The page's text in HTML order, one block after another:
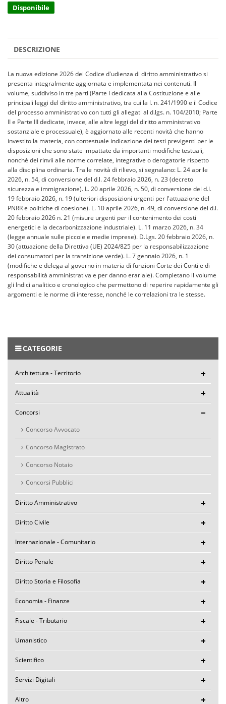
Disponibile
DESCRIZIONE
La nuova edizione 2026 del Codice d'udienza di diritto amministrativo si
presenta integralmente aggiornata e implementata nei contenuti. Il
volume, suddiviso in tre parti (Parte I dedicata alla Costituzione e alle
principali leggi del diritto amministrativo, tra cui la l. n. 241/1990 e il Codice
del processo amministrativo con tutti gli allegati al d.lgs. n. 104/2010; Parte
II e Parte III dedicate, invece, alle altre leggi del diritto amministrativo
sostanziale e processuale), è aggiornato alle recenti novità che hanno
investito la materia, con contestuale indicazione dei testi previgenti per le
disposizioni che sono state impattate da importanti modifiche testuali,
nonché dei rinvii alle norme correlate, integrative o derogatorie rispetto
alla disciplina ordinaria. Tra le novità di rilievo, si segnalano: L. 24 aprile
2026, n. 54, di conversione del d.l. 24 febbraio 2026, n. 23 (decreto
sicurezza e immigrazione). L. 20 aprile 2026, n. 50, di conversione del d.l.
19 febbraio 2026, n. 19 (ulteriori disposizioni urgenti per l'attuazione del
PNRR e politiche di coesione). L. 10 aprile 2026, n. 49, di conversione del d.l.
20 febbraio 2026 n. 21 (misure urgenti per il contenimento dei costi
energetici e la decarbonizzazione industriale). L. 11 marzo 2026, n. 34
(legge annuale sulle piccole e medie imprese). D.Lgs. 20 febbraio 2026, n.
30 (attuazione della Direttiva (UE) 2024/825 per la responsabilizzazione
dei consumatori per la transizione verde). L. 7 gennaio 2026, n. 1
(modifiche e delega al governo in materia di funzioni Corte dei Conti e di
responsabilità amministrativa e per danno erariale). Completano il volume
gli Indici analitico e cronologico che permettono di reperire rapidamente gli
argomenti e le norme di interesse, nonché le correlazioni tra le stesse.
CATEGORIE
Architettura - Territorio
Attualità
Concorsi
Concorso Avvocato
Concorso Magistrato
Concorso Notaio
Concorsi Pubblici
Diritto Amministrativo
Diritto Civile
Internazionale - Comunitario
Diritto Penale
Diritto Storia e Filosofia
Economia - Finanze
Fiscale - Tributario
Umanistico
Scientifico
Servizi Digitali
Altro